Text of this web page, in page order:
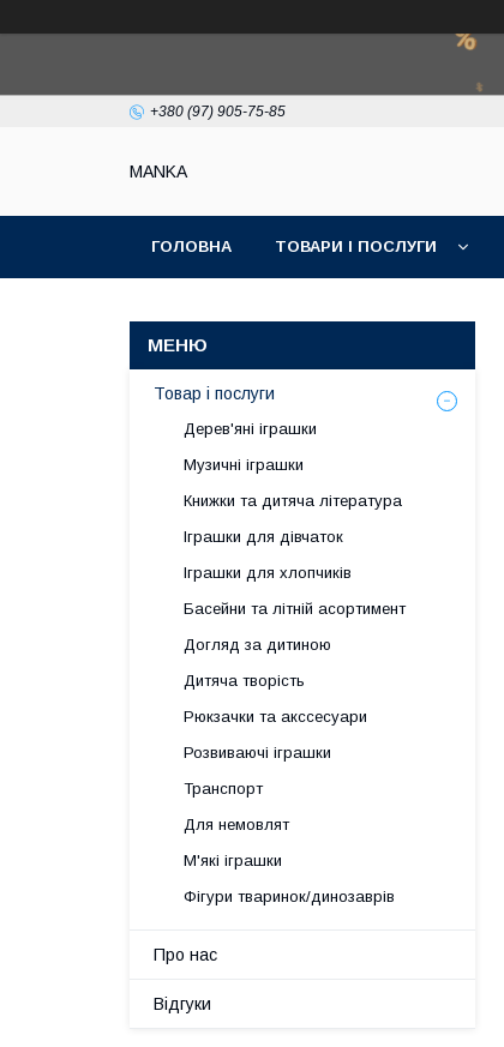
+380 (97) 905-75-85
МАNKА
ГОЛОВНА ТОВАРИ І ПОСЛУГИ
Товар і послуги
Дерев'яні іграшки
Музичні іграшки
Книжки та дитяча література
Іграшки для дівчаток
Іграшки для хлопчиків
Басейни та літній асортимент
Догляд за дитиною
Дитяча творість
Рюкзачки та акссесуари
Розвиваючі іграшки
Транспорт
Для немовлят
М'які іграшки
Фігури тваринок/динозаврів
Про нас
Відгуки